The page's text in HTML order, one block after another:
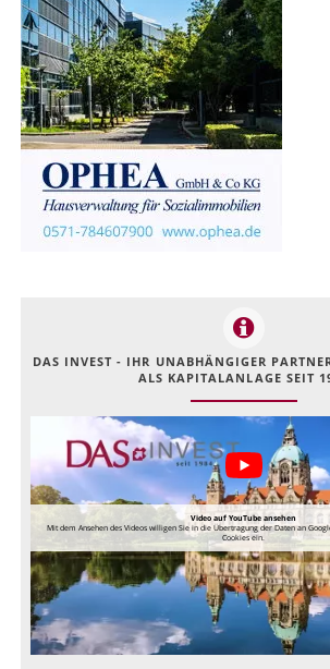
DAS INVEST - IHR UNABHÄNGIGER
ALS KAPITALANLAGE SEIT
Video auf YouTube ansehen
Mit dem Ansehen des Videos willigen Sie in die Übertragung der Daten an
Cookies ein.